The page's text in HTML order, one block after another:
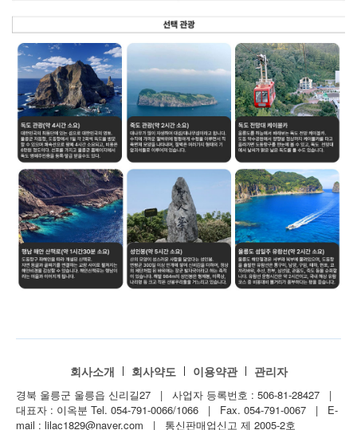
회사소개 회사약도 이용약관 관리자
경북 울릉군 울릉읍 신리길27 | 사업자 등록번호 : 506-81-28427 |
대표자 : 이옥분 Tel. 054-791-0066/1066 | Fax. 054-791-0067 | E-
mail : lilac1829@naver.com | 통신판매업신고 제 2005-2호